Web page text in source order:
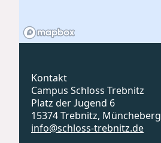
Kontakt
Campus Schloss Trebnitz
Platz der Jugend 6
15374 Trebnitz, Müncheberg
info@schloss-trebnitz.de